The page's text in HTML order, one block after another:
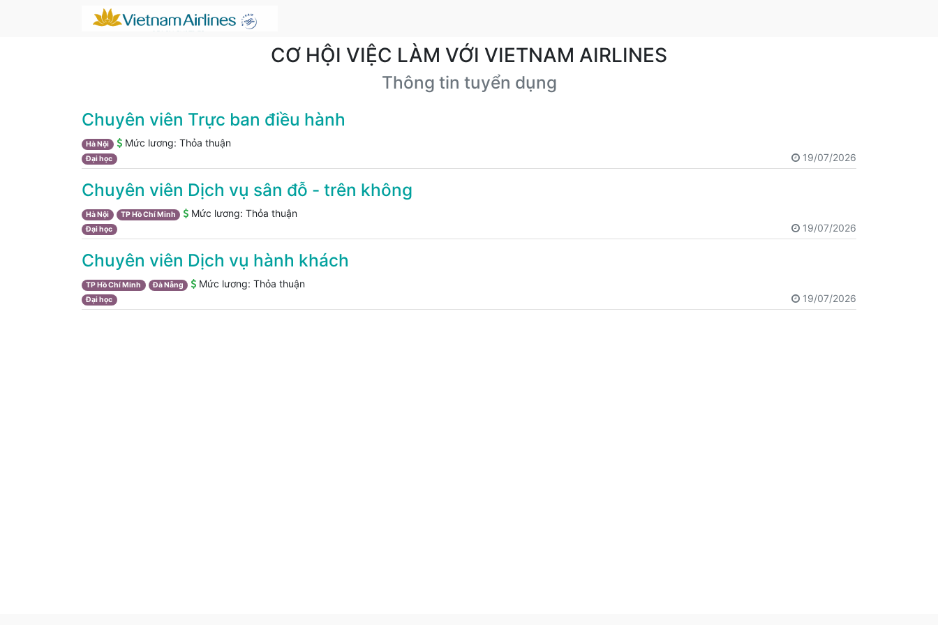
CƠ HỘI VIỆC LÀM VỚI VIETNAM AIRLINES
Thông tin tuyển dụng
Chuyên viên Trực ban điều hành
Hà Nội Mức lương: Thỏa thuận
Đại học 19/07/2026
Chuyên viên Dịch vụ sân đỗ - trên không
Hà Nội TP Hồ Chí Minh Mức lương:Thỏa thuận
Đại học 19/07/2026
Chuyên viên Dịch vụ hành khách
TP Hồ Chí Minh Đà Nẵng Mức lương:Thỏa thuận
Đại học 19/07/2026